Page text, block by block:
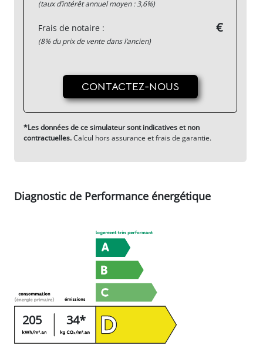
(taux d’intérêt annuel moyen : 3,6%)
Frais de notaire : €
(8% du prix de vente dans l’ancien)
CONTACTEZ-NOUS
*Les données de ce simulateur sont indicatives et non
contractuelles.Calcul hors assurance et frais de garantie.
Diagnostic de Performance énergétique
205 34*